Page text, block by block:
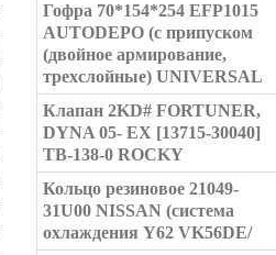
Гофра 70*154*254 EFP1015
AUTODEPO (с припуском
(двойное армирование,
трехслойные) UNIVERSAL
Клапан 2KD# FORTUNER,
DYNA 05- EX [13715-30040]
TB-138-0 ROCKY
Кольцо резиновое 21049-
31U00 NISSAN (система
охлаждения Y62 VK56DE/